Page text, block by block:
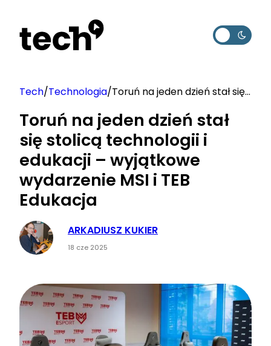
treści
Tech/Technologia/Toruń na jeden dzień stał się
– wyjątkowe wydarzenie MSI i
TEB Edukacja
Toruń na jeden dzień stał
się stolicą technologii i
edukacji – wyjątkowe
wydarzenie MSI i TEB
Edukacja
ARKADIUSZ KUKIER
18 cze 2025